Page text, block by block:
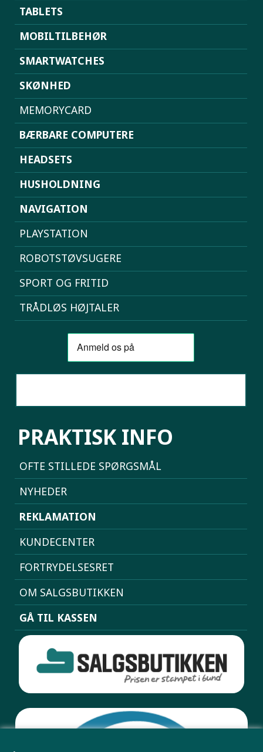
TABLETS
MOBILTILBEHØR
SMARTWATCHES
SKØNHED
MEMORYCARD
BÆRBARE COMPUTERE
HEADSETS
HUSHOLDNING
NAVIGATION
PLAYSTATION
ROBOTSTØVSUGERE
SPORT OG FRITID
TRÅDLØS HØJTALER
PRAKTISK INFO
OFTE STILLEDE SPØRGSMÅL
NYHEDER
REKLAMATION
KUNDECENTER
FORTRYDELSESRET
OM SALGSBUTIKKEN
GÅ TIL KASSEN